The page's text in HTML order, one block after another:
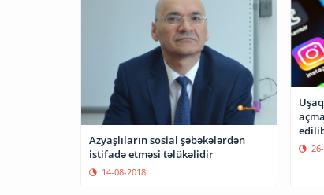
Azyaşlıların sosial şəbəkələrdən
istifadə etməsi təlükəlidir
14-08-2018